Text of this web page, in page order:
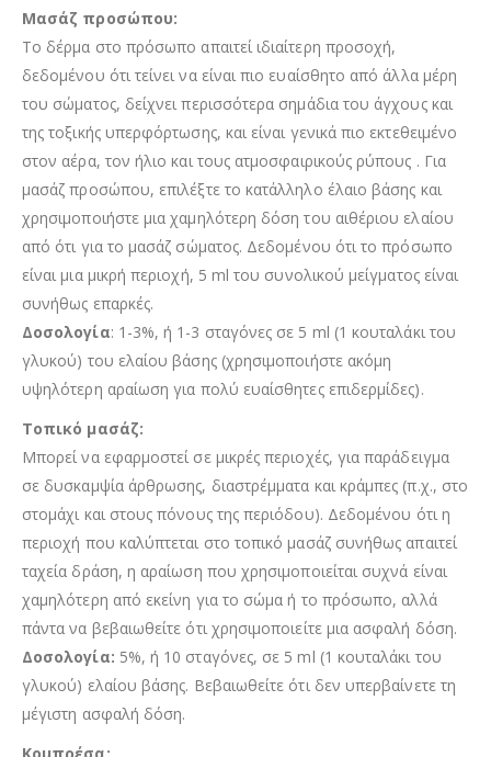
Μασάζ προσώπου:
Το δέρμα στο πρόσωπο απαιτεί ιδιαίτερη προσοχή,
δεδομένου ότι τείνει να είναι πιο ευαίσθητο από άλλα μέρη
του σώματος, δείχνει περισσότερα σημάδια του άγχους και
της τοξικής υπερφόρτωσης, και είναι γενικά πιο εκτεθειμένο
στον αέρα, τον ήλιο και τους ατμοσφαιρικούς ρύπους . Για
μασάζ προσώπου, επιλέξτε το κατάλληλο έλαιο βάσης και
χρησιμοποιήστε μια χαμηλότερη δόση του αιθέριου ελαίου
από ότι για το μασάζ σώματος. Δεδομένου ότι το πρόσωπο
είναι μια μικρή περιοχή, 5 ml του συνολικού μείγματος είναι
συνήθως επαρκές.
Δοσολογία: 1-3%, ή 1-3 σταγόνες σε 5 ml (1 κουταλάκι του
γλυκού) του ελαίου βάσης (χρησιμοποιήστε ακόμη
υψηλότερη αραίωση για πολύ ευαίσθητες επιδερμίδες).
Τοπικό μασάζ:
Μπορεί να εφαρμοστεί σε μικρές περιοχές, για παράδειγμα
σε δυσκαμψία άρθρωσης, διαστρέμματα και κράμπες (π.χ., στο
στομάχι και στους πόνους της περιόδου). Δεδομένου ότι η
περιοχή που καλύπτεται στο τοπικό μασάζ συνήθως απαιτεί
ταχεία δράση, η αραίωση που χρησιμοποιείται συχνά είναι
χαμηλότερη από εκείνη για το σώμα ή το πρόσωπο, αλλά
πάντα να βεβαιωθείτε ότι χρησιμοποιείτε μια ασφαλή δόση.
Δοσολογία: 5%, ή 10 σταγόνες, σε 5 ml (1 κουταλάκι του
γλυκού) ελαίου βάσης. Βεβαιωθείτε ότι δεν υπερβαίνετε τη
μέγιστη ασφαλή δόση.